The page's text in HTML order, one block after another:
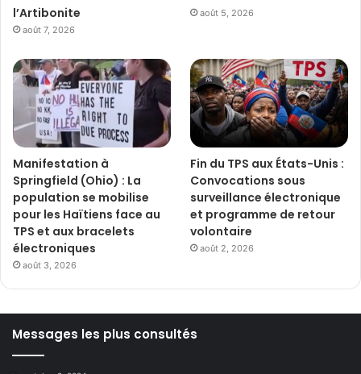
l’Artibonite
août 7, 2026
août 5, 2026
Manifestation à
Springfield (Ohio) : La
population se mobilise
pour les Haïtiens face au
TPS et aux bracelets
électroniques
août 3, 2026
Fin du TPS aux États-Unis :
Convocations sous
surveillance électronique
et programme de retour
volontaire
août 2, 2026
Messages les plus consultés